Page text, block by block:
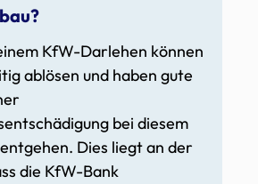
KfW-Darlehen können
ablösen und haben gute
bei diesem
Dies liegt an der
die KfW-Bank